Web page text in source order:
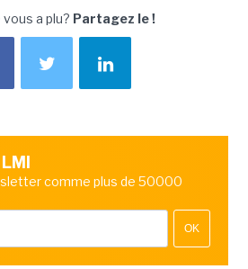
a plu? Partagez le !
comme plus de 50000
OK